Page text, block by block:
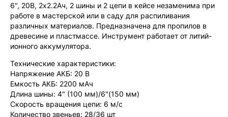
6", 20В, 2x2.2Ач, 2 шины и 2 цепи в кейсе незаменима при
работе в мастерской или в саду для распиливания
различных материалов. Предназначена для пропилов в
древесине и пластмассе. Инструмент работает от литий-
ионного аккумулятора.
Технические характеристики:
Напряжение АКБ: 20 В
Емкость АКБ: 2200 мАч
Длина шины: 4" (100 мм)/6"(150 мм)
Скорость вращения цепи: 6 м/с
Количество звеньев: 28/36 шт